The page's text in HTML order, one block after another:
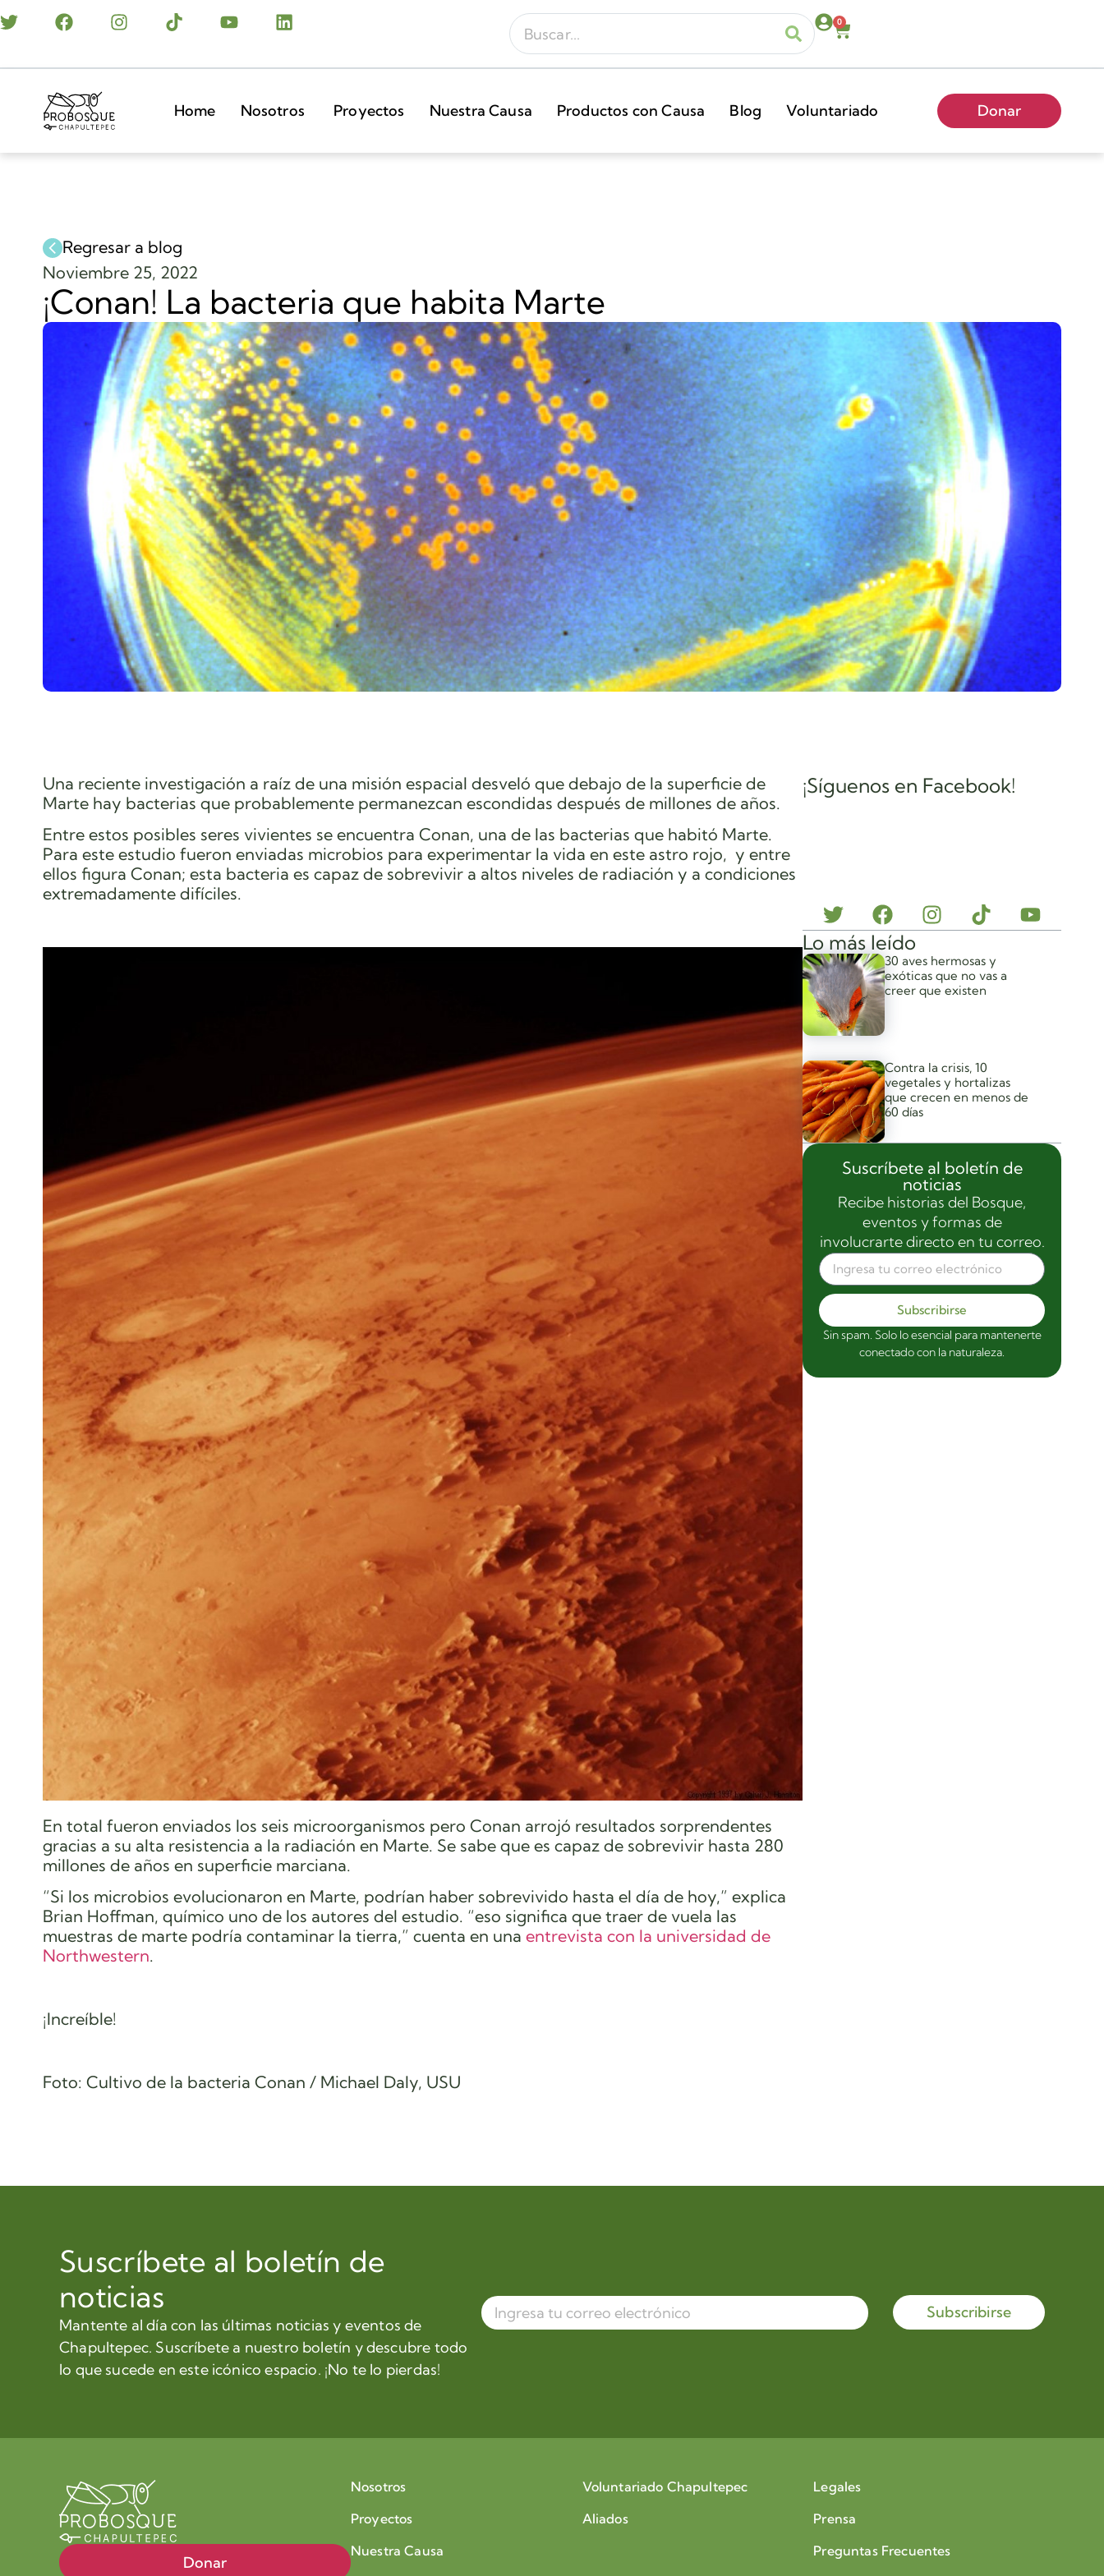
0
Home Nosotros Proyectos Nuestra Causa Productos con Causa Blog Voluntariado Donar
Regresar a blog
Noviembre 25, 2022
¡Conan! La bacteria que habita Marte
Una reciente investigación a raíz de una misión espacial desveló que debajo de la superficie de
Marte hay bacterias que probablemente permanezcan escondidas después de millones de años.
Entre estos posibles seres vivientes se encuentra Conan, una de las bacterias que habitó Marte.
Para este estudio fueron enviadas microbios para experimentar la vida en este astro rojo, y entre
ellos figura Conan; esta bacteria es capaz de sobrevivir a altos niveles de radiación y a condiciones
extremadamente difíciles.
En total fueron enviados los seis microorganismos pero Conan arrojó resultados sorprendentes
gracias a su alta resistencia a la radiación en Marte. Se sabe que es capaz de sobrevivir hasta 280
millones de años en superficie marciana.
“Si los microbios evolucionaron en Marte, podrían haber sobrevivido hasta el día de hoy,” explica
Brian Hoffman, químico uno de los autores del estudio. “eso significa que traer de vuela las
muestras de marte podría contaminar la tierra,” cuenta en una entrevista con la universidad de
Northwestern.
¡Increíble!
Foto: Cultivo de la bacteria Conan / Michael Daly, USU
¡Síguenos en Facebook!
Lo más leído
30 aves hermosas y
exóticas que no vas a
creer que existen
Contra la crisis, 10
vegetales y hortalizas
que crecen en menos de
60 días
Suscríbete al boletín de
noticias
Recibe historias del Bosque,
eventos y formas de
involucrarte directo en tu correo.
Subscribirse
Sin spam. Solo lo esencial para mantenerte
conectado con la naturaleza.
Suscríbete al boletín de
noticias
Mantente al día con las últimas noticias y eventos de
Chapultepec. Suscríbete a nuestro boletín y descubre todo
lo que sucede en este icónico espacio. ¡No te lo pierdas!
Subscribirse
Donar
Nosotros
Proyectos
Nuestra Causa
Voluntariado Chapultepec
Aliados
Legales
Prensa
Preguntas Frecuentes